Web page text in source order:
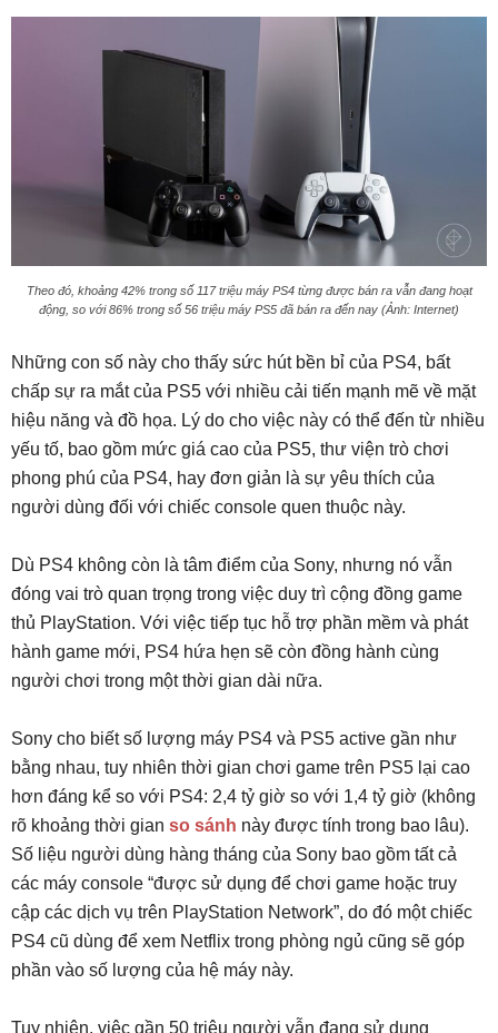
Theo đó, khoảng 42% trong số 117 triệu máy PS4 từng được bán ra vẫn đang hoạt
động, so với 86% trong số 56 triệu máy PS5 đã bán ra đến nay (Ảnh: Internet)
Những con số này cho thấy sức hút bền bỉ của PS4, bất
chấp sự ra mắt của PS5 với nhiều cải tiến mạnh mẽ về mặt
hiệu năng và đồ họa. Lý do cho việc này có thể đến từ nhiều
yếu tố, bao gồm mức giá cao của PS5, thư viện trò chơi
phong phú của PS4, hay đơn giản là sự yêu thích của
người dùng đối với chiếc console quen thuộc này.
Dù PS4 không còn là tâm điểm của Sony, nhưng nó vẫn
đóng vai trò quan trọng trong việc duy trì cộng đồng game
thủ PlayStation. Với việc tiếp tục hỗ trợ phần mềm và phát
hành game mới, PS4 hứa hẹn sẽ còn đồng hành cùng
người chơi trong một thời gian dài nữa.
Sony cho biết số lượng máy PS4 và PS5 active gần như
bằng nhau, tuy nhiên thời gian chơi game trên PS5 lại cao
hơn đáng kể so với PS4: 2,4 tỷ giờ so với 1,4 tỷ giờ (không
rõ khoảng thời gian so sánh này được tính trong bao lâu).
Số liệu người dùng hàng tháng của Sony bao gồm tất cả
các máy console “được sử dụng để chơi game hoặc truy
cập các dịch vụ trên PlayStation Network”, do đó một chiếc
PS4 cũ dùng để xem Netflix trong phòng ngủ cũng sẽ góp
phần vào số lượng của hệ máy này.
Tuy nhiên, việc gần 50 triệu người vẫn đang sử dụng